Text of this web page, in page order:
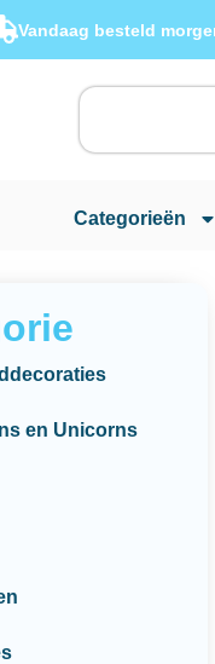
Vandaag besteld
Categorieën
en Unicorns